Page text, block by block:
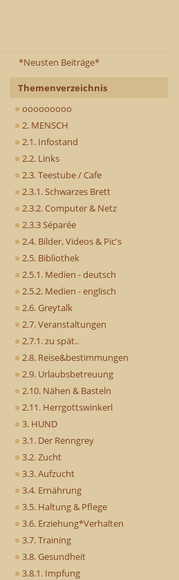
*Neusten Beiträge*
Themenverzeichnis
ooooooooo
2. MENSCH
2.1. Infostand
2.2. Links
2.3. Teestube / Cafe
2.3.1. Schwarzes Brett
2.3.2. Computer & Netz
2.3.3 Séparée
2.4. Bilder, Videos & Pic's
2.5. Bibliothek
2.5.1. Medien - deutsch
2.5.2. Medien - englisch
2.6. Greytalk
2.7. Veranstaltungen
2.7.1. zu spät..
2.8. Reise&bestimmungen
2.9. Urlaubsbetreuung
2.10. Nähen & Basteln
2.11. Herrgottswinkerl
3. HUND
3.1. Der Renngrey
3.2. Zucht
3.3. Aufzucht
3.4. Ernährung
3.5. Haltung & Pflege
3.6. Erziehung*Verhalten
3.7. Training
3.8. Gesundheit
3.8.1. Impfung